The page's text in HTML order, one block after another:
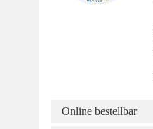
Online bestellbar